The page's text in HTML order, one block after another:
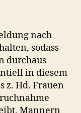
nach
sodass
durchaus
in diesem
z. Hd. Frauen